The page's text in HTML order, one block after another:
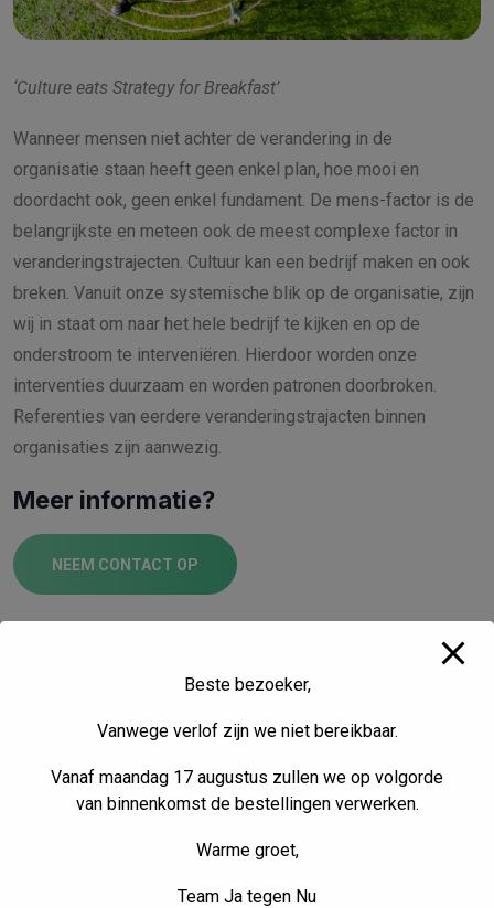
‘Culture eats Strategy for Breakfast’
Wanneer mensen niet achter de verandering in de
organisatie staan heeft geen enkel plan, hoe mooi en
doordacht ook, geen enkel fundament. De mens-factor is de
belangrijkste en meteen ook de meest complexe factor in
veranderingstrajecten. Cultuur kan een bedrijf maken en ook
breken. Vanuit onze systemische blik op de organisatie, zijn
wij in staat om naar het hele bedrijf te kijken en op de
onderstroom te interveniëren. Hierdoor worden onze
interventies duurzaam en worden patronen doorbroken.
Referenties van eerdere veranderingstrajacten binnen
organisaties zijn aanwezig.
Meer informatie?
NEEM CONTACT OP
Geïnspireerd raken?
volg onze nieuwe
Beste bezoeker,
Vanwege verlof zijn we niet bereikbaar.
Vanaf maandag 17 augustus zullen we op volgorde
van binnenkomst de bestellingen verwerken.
Warme groet,
Team Ja tegen Nu